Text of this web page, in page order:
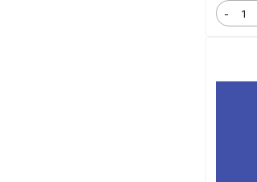
-